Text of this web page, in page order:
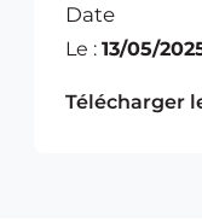
Date
Le : 13/05/
Télécharger